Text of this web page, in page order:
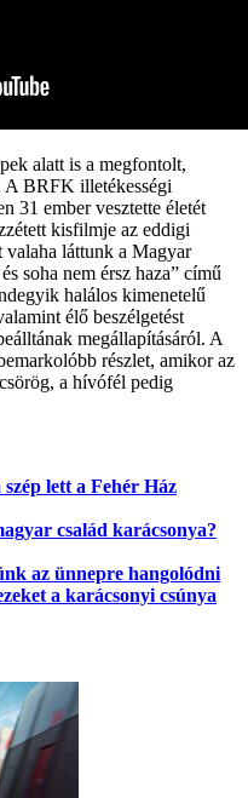
alatt is a megfontolt,
A BRFK illetékességi
31 ember vesztette életét
kisfilmje az eddigi
valaha láttunk a Magyar
soha nem érsz haza” című
halálos kimenetelű
élő beszélgetést
megállapításáról. A
részlet, amikor az
a hívófél pedig
lett a Fehér Ház
család karácsonya?
az ünnepre hangolódni
a karácsonyi csúnya